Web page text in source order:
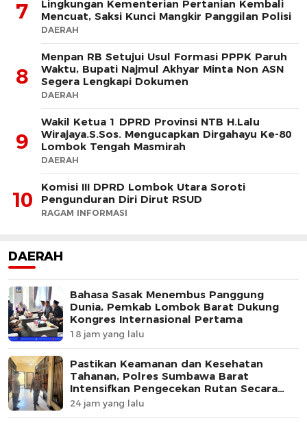
7
Lingkungan Kementerian Pertanian Kembali
Mencuat, Saksi Kunci Mangkir Panggilan Polisi
DAERAH
8
Menpan RB Setujui Usul Formasi PPPK Paruh
Waktu, Bupati Najmul Akhyar Minta Non ASN
Segera Lengkapi Dokumen
DAERAH
9
Wakil Ketua 1 DPRD Provinsi NTB H.Lalu
Wirajaya.S.Sos. Mengucapkan Dirgahayu Ke-80
Lombok Tengah Masmirah
DAERAH
10
Komisi III DPRD Lombok Utara Soroti
Pengunduran Diri Dirut RSUD
RAGAM INFORMASI
DAERAH
Bahasa Sasak Menembus Panggung
Dunia, Pemkab Lombok Barat Dukung
Kongres Internasional Pertama
18 jam yang lalu
Pastikan Keamanan dan Kesehatan
Tahanan, Polres Sumbawa Barat
Intensifkan Pengecekan Rutan Secara
Berkala
24 jam yang lalu